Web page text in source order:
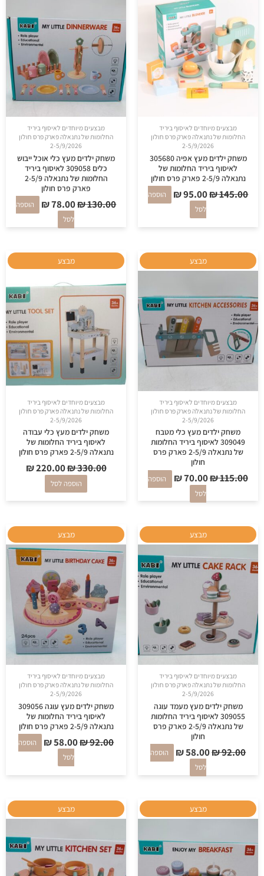
מבצעים מיוחדים לאיסוף ביריד
החלומות של נתנאלה פארק פרס חולון
2-5/9/2026
משחק ילדים מעץ אפיה 305680
לאיסוף ביריד החלומות של
נתנאלה 2-5/9 פארק פרס חולון
₪145.00
היה:
₪ 145.00.
₪95.00
הוא:
₪ 95.00.
הוספה
לסל
מבצעים מיוחדים לאיסוף ביריד
החלומות של נתנאלה פארק פרס חולון
2-5/9/2026
משחק ילדים מעץ כלי אוכל ייבוש
כלים 309058 לאיסוף ביריד
החלומות של נתנאלה 2-5/9
פארק פרס חולון
₪130.00
₪ 130.00.
₪78.00
₪ 78.00.
הוספה
לסל
מבצע
מבצעים מיוחדים לאיסוף ביריד
החלומות של נתנאלה פארק פרס חולון
2-5/9/2026
משחק ילדים מעץ כלי מטבח
309049 לאיסוף ביריד החלומות
של נתנאלה 2-5/9 פארק פרס
חולון
₪115.00
המחיר
המקורי
₪ 115.00.
₪70.00
המחיר
הנוכחי
₪ 70.00.
הוספה
לסל
מבצע
מבצעים מיוחדים לאיסוף ביריד
החלומות של נתנאלה פארק פרס חולון
2-5/9/2026
משחק ילדים מעץ כלי עבודה
לאיסוף ביריד החלומות של
נתנאלה 2-5/9 פארק פרס חולון
₪330.00
המחיר
המקורי
היה:
₪ 330.00.
₪220.00
המחיר
הנוכחי
₪ 220.00.
הוספה לסל
מבצע
מבצעים מיוחדים לאיסוף ביריד
החלומות של נתנאלה פארק פרס חולון
2-5/9/2026
משחק ילדים מעץ מעמד עוגה
309055 לאיסוף ביריד החלומות
של נתנאלה 2-5/9 פארק פרס
חולון
₪92.00
המחיר
המקורי
היה:
₪ 92.00.
₪58.00
המחיר
הנוכחי
הוא:
₪ 58.00.
הוספה
לסל
מבצע
מבצעים מיוחדים לאיסוף ביריד
החלומות של נתנאלה פארק פרס חולון
2-5/9/2026
משחק ילדים מעץ עוגה 309056
לאיסוף ביריד החלומות של
נתנאלה 2-5/9 פארק פרס חולון
₪92.00
המחיר
המקורי
היה:
₪58.00
המחיר
הנוכחי
הוא:
₪ 58.00.
הוספה
לסל
מבצע
המחיר
המקורי
₪ 118.00.
המחיר
הנוכחי
₪ 78.00.
מבצע
המחיר
המקורי
₪ 146.00.
המחיר
הנוכחי
₪ 90.00.